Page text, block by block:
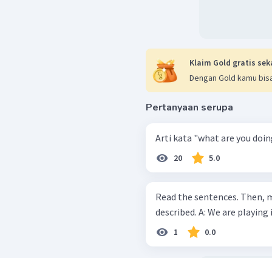
Klaim Gold gratis
Dengan Gold kamu
Pertanyaan serupa
Arti kata "what are you
20 5.0
Read the sentences. Then,
1 0.0